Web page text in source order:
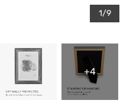
1/9
+4